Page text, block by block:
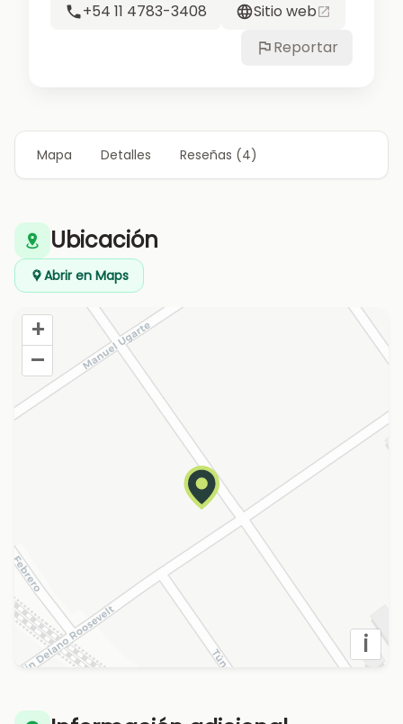
+54 11 4783-3408
Sitio web
Reportar
Mapa Detalles Reseñas (4)
Ubicación
Abrir en Maps
+
–
i